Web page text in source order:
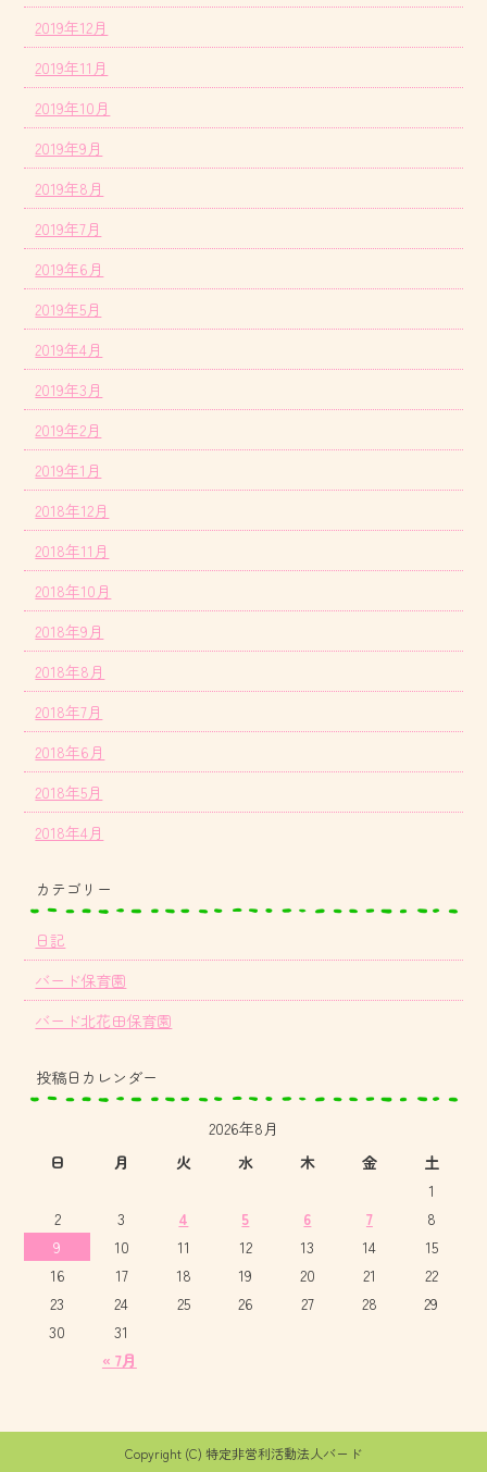
2019年12月
2019年11月
2019年10月
2019年9月
2019年8月
2019年7月
2019年6月
2019年5月
2019年4月
2019年3月
2019年2月
2019年1月
2018年12月
2018年11月
2018年10月
2018年9月
2018年8月
2018年7月
2018年6月
2018年5月
2018年4月
カテゴリー
日記
バード保育園
バード北花田保育園
投稿日カレンダー
2026年8月
日
月 火 水 木 金 土
« 7月
1
2
3 4 5 6 7
8
9
10 11 12 13 14
15
16
17 18 19 20 21
22
23
24 25 26 27 28
29
30
31
Copyright (C) 特定非営利活動法人バード